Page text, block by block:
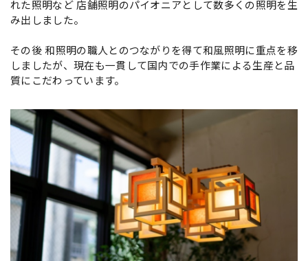
れた照明など 店舗照明のパイオニアとして数多くの照明を生
み出しました。
その後 和照明の職人とのつながりを得て和風照明に重点を移
しましたが、現在も一貫して国内での手作業による生産と品
質にこだわっています。